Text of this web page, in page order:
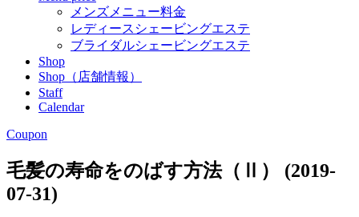
メンズメニュー料金
レディースシェービングエステ
ブライダルシェービングエステ
Shop
Shop（店舗情報）
Staff
Calendar
Coupon
毛髪の寿命をのばす方法（Ⅱ） (2019-
07-31)